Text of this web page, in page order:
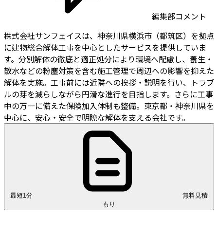
編集部コメント
株式会社サンフェイスは、神奈川県横浜市（都筑区）を拠点
に建物総合解体工事を中心としたサービスを提供していま
す。分別解体の徹底と適正処分により環境へ配慮し、養生・
散水などの粉塵対策を含む施工管理で周辺への影響を抑えた
解体を実施。工事前には近隣への挨拶・説明を行い、トラブ
ルの芽を減らしながら円滑な進行を目指します。さらに工事
中の万一に備えた保険加入体制も整備。東京都・神奈川県を
中心に、安心・安全で明瞭な解体を支える会社です。
最短1分
もり